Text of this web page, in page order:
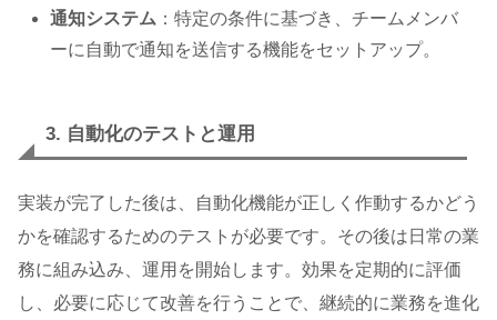
通知システム ：特定の条件に基づき、チームメンバ
ーに自動で通知を送信する機能をセットアップ。
3. 自動化のテストと運用
実装が完了した後は、自動化機能が正しく作動するかどう
かを確認するためのテストが必要です。その後は日常の業
務に組み込み、運用を開始します。効果を定期的に評価
し、必要に応じて改善を行うことで、継続的に業務を進化